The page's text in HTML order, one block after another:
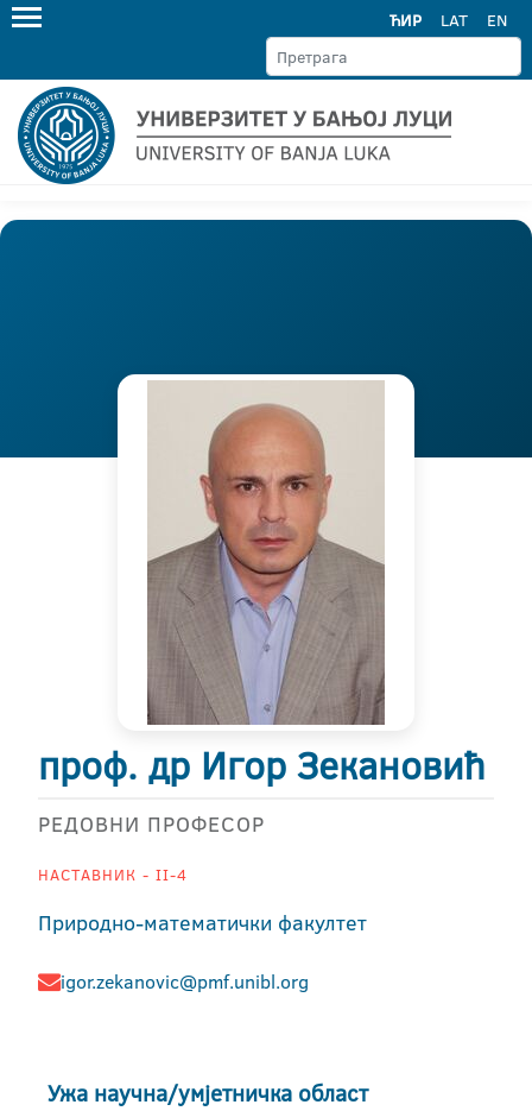
ЋИР LAT EN
проф. др Игор Зекановић
РЕДОВНИ ПРОФЕСОР
НАСТАВНИК - II-4
Природно-математички факултет
igor.zekanovic@pmf.unibl.org
Ужа научна/умјетничка област